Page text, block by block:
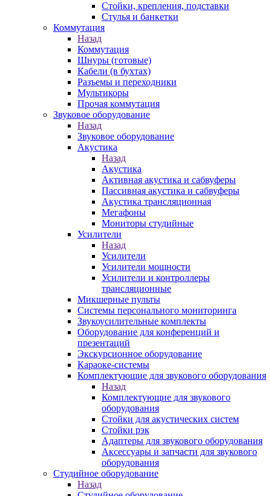
Стойки, крепления, подставки
Стулья и банкетки
Коммутация
Назад
Коммутация
Шнуры (готовые)
Кабели (в бухтах)
Разъемы и переходники
Мультикоры
Прочая коммутация
Звуковое оборудование
Назад
Звуковое оборудование
Акустика
Назад
Акустика
Активная акустика и сабвуферы
Пассивная акустика и сабвуферы
Акустика трансляционная
Мегафоны
Мониторы студийные
Усилители
Назад
Усилители
Усилители мощности
Усилители и контроллеры
трансляционные
Микшерные пульты
Системы персонального мониторинга
Звукоусилительные комплекты
Оборудование для конференций и
презентаций
Экскурсионное оборудование
Караоке-системы
Комплектующие для звукового оборудования
Назад
Комплектующие для звукового
оборудования
Стойки для акустических систем
Стойки рэк
Адаптеры для звукового оборудования
Аксессуары и запчасти для звукового
оборудования
Студийное оборудование
Назад